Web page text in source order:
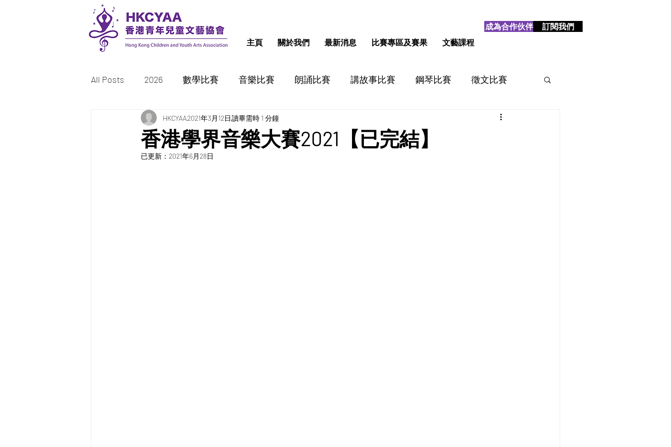
主頁 關於我們 最新消息 比賽專區及賽果 文藝課程
成為合作伙伴 訂閱我們
All Posts 2026 數學比賽 音樂比賽 朗誦比賽 講故事比賽 鋼琴比賽 徵文比賽
書法比賽 繪畫/填色比賽 跳舞比賽
2022
香港學界音樂大賽2021【已完結】
HKCYAA2021年3月12日讀畢需時 1 分鐘
已更新： 2021年6月28日